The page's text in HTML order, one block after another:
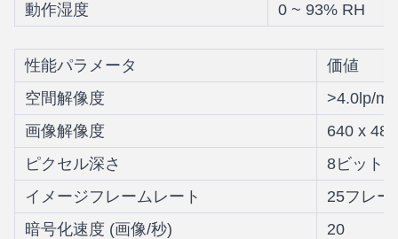
動作湿度 0 ~ 93% RH
性能パラメータ
価値
空間解像度
>4.0lp/
画像解像度
640 x 480
ピクセル深さ
8ビット/
イメージフレームレート
25フレー
暗号化速度 (画像/秒)
20